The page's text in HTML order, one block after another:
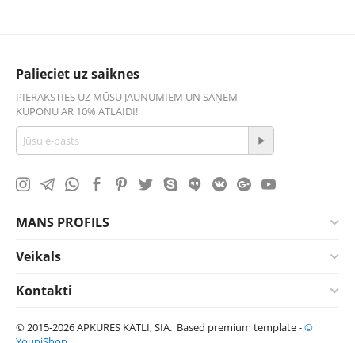
Palieciet uz saiknes
PIERAKSTIES UZ MŪSU JAUNUMIEM UN SAŅEM
KUPONU AR 10% ATLAIDI!
MANS PROFILS
Veikals
Kontakti
© 2015-2026 APKURES KATLI, SIA. Based premium template -©